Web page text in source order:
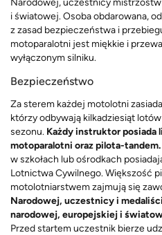
i światowej. Osoba obdarowana,
z zasad bezpieczeństwa i
motoparalotni jest miękkie i
wyłączonym silniku.
Bezpieczeństwo
Za sterem każdej motolotni
którzy odbywają kilkadziesiąt
sezonu. Każdy instruktor posiada
motoparalotni oraz pilota-tandem.
w szkołach lub ośrodkach
Lotnictwa Cywilnego. Większość
motolotniarstwem zajmują się
Narodowej, uczestnicy i
narodowej, europejskiej i
Przed startem uczestnik bierze